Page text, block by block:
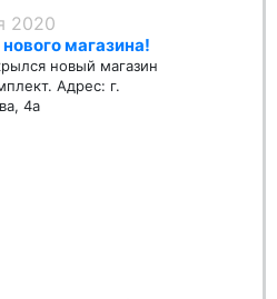
2020
магазина!
новый магазин
Адрес: г.
4а